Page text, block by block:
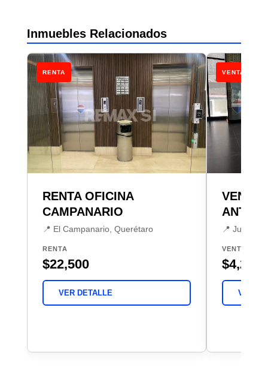
Inmuebles Relacionados
RENTA
RENTA OFICINA
CAMPANARIO
📍 El Campanario, Querétaro
RENTA
$22,500
VER DETALLE
VENTA
VENTA
ANTEA
📍 Jurica,
VENTA
VER